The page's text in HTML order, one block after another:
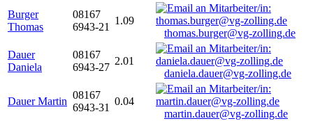
Burger
Thomas
08167
6943-21
1.09
thomas.burger@vg-zolling.de
Dauer
Daniela
08167
6943-27
2.01
daniela.dauer@vg-zolling.de
Dauer Martin
08167
6943-31
0.04
martin.dauer@vg-zolling.de